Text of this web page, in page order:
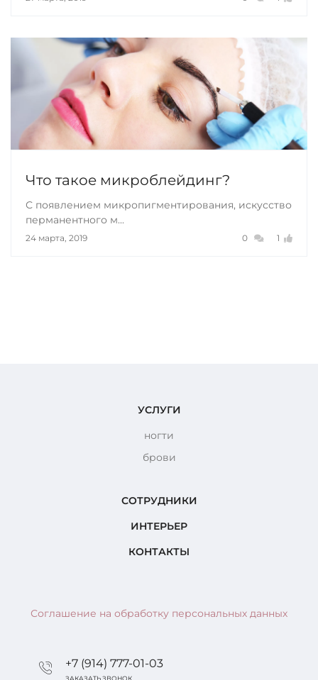
Что такое микроблейдинг?
С появлением микропигментирования, искусство
перманентного м...
24 марта, 2019 0 1
УСЛУГИ
ногти
брови
СОТРУДНИКИ
ИНТЕРЬЕР
КОНТАКТЫ
Соглашение на обработку персональных данных
+7 (914) 777-01-03
ЗАКАЗАТЬ ЗВОНОК